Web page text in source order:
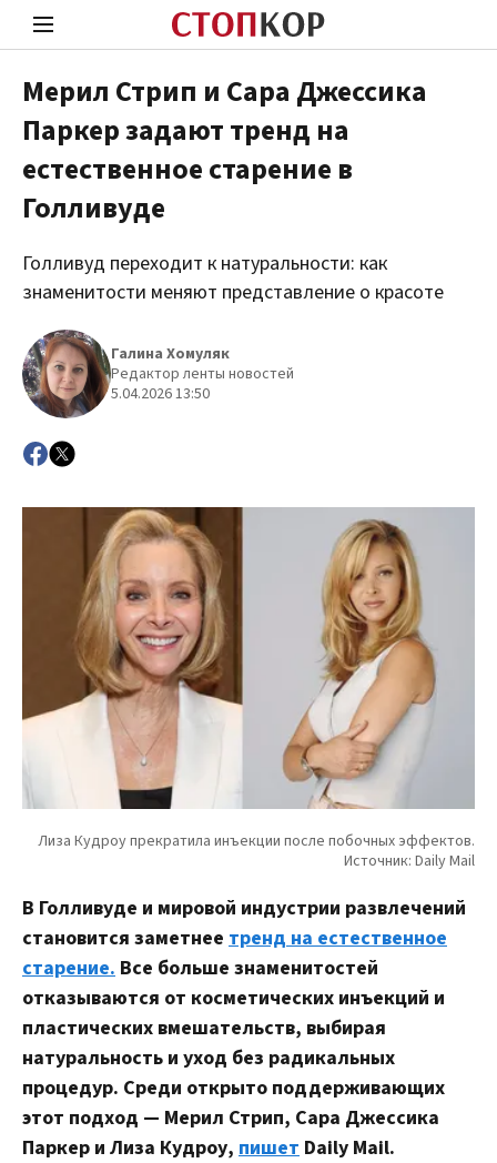
Стоп Политической Коррупции
Мерил Стрип и Сара Джессика
Паркер задают тренд на
естественное старение в
Голливуде
Голливуд переходит к натуральности: как
знаменитости меняют представление о красоте
Галина Хомуляк
Редактор ленты новостей
5.04.2026 13:50
В Голливуде и мировой индустрии развлечений
становится заметнее тренд на естественное
старение. Все больше знаменитостей
отказываются от косметических инъекций и
пластических вмешательств, выбирая
натуральность и уход без радикальных
процедур. Среди открыто поддерживающих
этот подход — Мерил Стрип, Сара Джессика
Паркер и Лиза Кудроу, пишет Daily Mail.